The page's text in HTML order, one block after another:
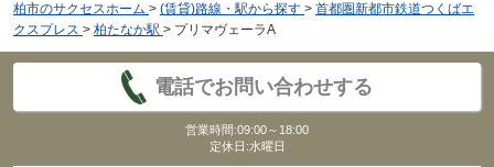
柏市のサクセスホーム > (賃貸)路線・駅から探す > 首都圏新都市鉄道つくばエ
クスプレス > 柏たなか駅 > プリマヴェーラA
電話でお問い合わせする
営業時間:09:00～18:00
定休日:水曜日